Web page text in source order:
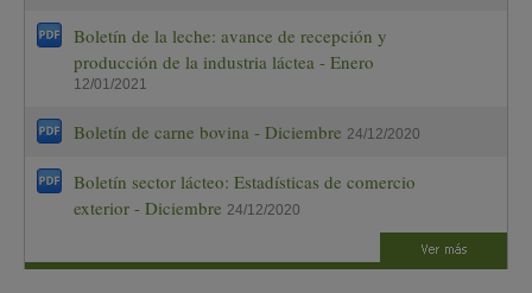
Boletín de la leche: avance de recepción y
producción de la industria láctea - Enero
12/01/2021
Boletín de carne bovina - Diciembre 24/12/2020
Boletín sector lácteo: Estadísticas de comercio
exterior - Diciembre 24/12/2020